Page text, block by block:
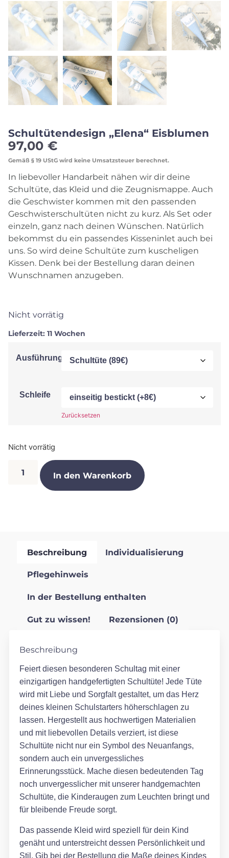
Schultütendesign „Elena“ Eisblumen
97,00 €
Gemäß § 19 UStG wird keine Umsatzsteuer berechnet.
In liebevoller Handarbeit nähen wir dir deine
Schultüte, das Kleid und die Zeugnismappe. Auch
die Geschwister kommen mit den passenden
Geschwisterschultüten nicht zu kurz. Als Set oder
einzeln, ganz nach deinen Wünschen. Natürlich
bekommst du ein passendes Kisseninlet auch bei
uns. So wird deine Schultüte zum kuscheligen
Kissen. Denk bei der Bestellung daran deinen
Wunschnamen anzugeben.
Nicht vorrätig
Lieferzeit: 11 Wochen
Ausführung
Schleife
Zurücksetzen
Nicht vorrätig
In den Warenkorb
Beschreibung Individualisierung
Pflegehinweis
In der Bestellung enthalten
Gut zu wissen! Rezensionen (0)
Beschreibung
Feiert diesen besonderen Schultag mit einer
einzigartigen handgefertigten Schultüte! Jede Tüte
wird mit Liebe und Sorgfalt gestaltet, um das Herz
deines kleinen Schulstarters höherschlagen zu
lassen. Hergestellt aus hochwertigen Materialien
und mit liebevollen Details verziert, ist diese
Schultüte nicht nur ein Symbol des Neuanfangs,
sondern auch ein unvergessliches
Erinnerungsstück. Mache diesen bedeutenden Tag
noch unvergesslicher mit unserer handgemachten
Schultüte, die Kinderaugen zum Leuchten bringt und
für bleibende Freude sorgt.
Das passende Kleid wird speziell für dein Kind
genäht und unterstreicht dessen Persönlichkeit und
Stil. Gib bei der Bestellung die Maße deines Kindes